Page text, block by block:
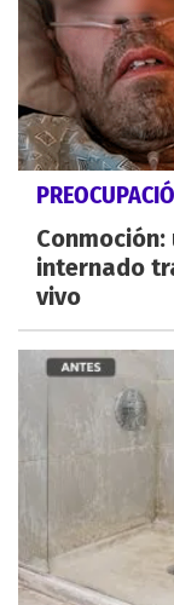
internado
vivo